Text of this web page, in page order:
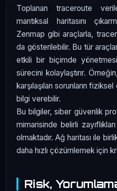
Toplanan traceroute
mantıksal haritasını
Zenmap gibi araçlarla,
da gösterilebilir. Bu tür araçlar,
etkili bir biçimde
sürecini kolaylaştırır.
karşılaşılan sorunların fiziksel
bilgi verebilir.
Bu bilgiler, siber güvenlik
mimarisinde belirli
olmaktadır. Ağ haritası ile
daha hızlı çözümlemek için
Risk,